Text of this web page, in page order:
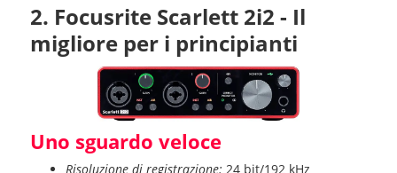
2. Focusrite Scarlett 2i2 - Il
migliore per i principianti
Uno sguardo veloce
Risoluzione di registrazione: 24 bit/192 kHz